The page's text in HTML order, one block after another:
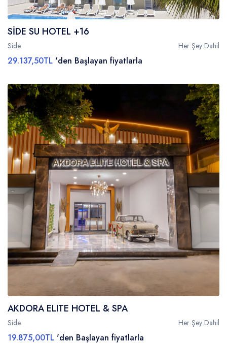
SİDE SU HOTEL +16
Side Her Şey Dahil
29.137,50TL 'den Başlayan fiyatlarla
AKDORA ELITE HOTEL & SPA
Side Her Şey Dahil
19.875,00TL 'den Başlayan fiyatlarla